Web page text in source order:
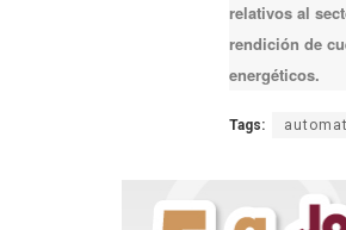
relativos al
rendición de
energéticos.
Tags: